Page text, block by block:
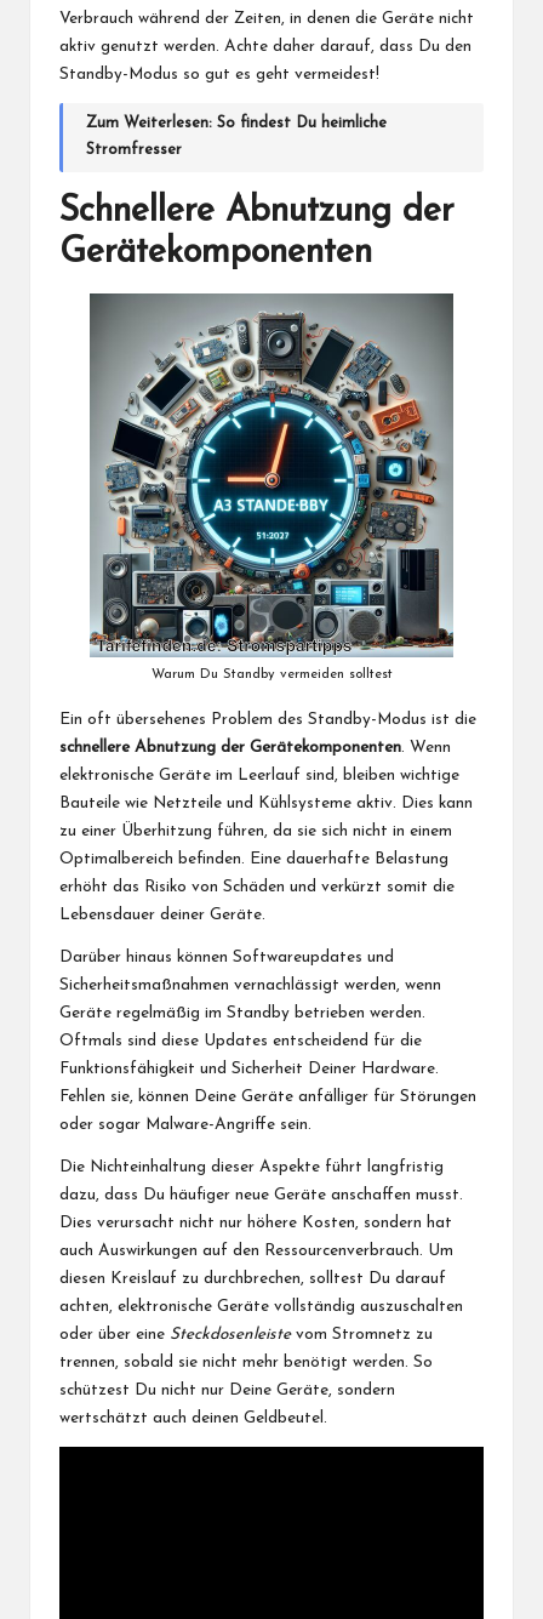
Verbrauch während der Zeiten, in denen die Geräte nicht
aktiv genutzt werden. Achte daher darauf, dass Du den
Standby-Modus so gut es geht vermeidest!
Zum Weiterlesen:So findest Du heimliche
Stromfresser
Schnellere Abnutzung der
Gerätekomponenten
Warum Du Standby vermeiden solltest
Ein oft übersehenes Problem des Standby-Modus ist die
schnellere Abnutzung der Gerätekomponenten . Wenn
elektronische Geräte im Leerlauf sind, bleiben wichtige
Bauteile wie Netzteile und Kühlsysteme aktiv. Dies kann
zu einer Überhitzung führen, da sie sich nicht in einem
Optimalbereich befinden. Eine dauerhafte Belastung
erhöht das Risiko von Schäden und verkürzt somit die
Lebensdauer deiner Geräte.
Darüber hinaus können Softwareupdates und
Sicherheitsmaßnahmen vernachlässigt werden, wenn
Geräte regelmäßig im Standby betrieben werden.
Oftmals sind diese Updates entscheidend für die
Funktionsfähigkeit und Sicherheit Deiner Hardware.
Fehlen sie, können Deine Geräte anfälliger für Störungen
oder sogar Malware-Angriffe sein.
Die Nichteinhaltung dieser Aspekte führt langfristig
dazu, dass Du häufiger neue Geräte anschaffen musst.
Dies verursacht nicht nur höhere Kosten, sondern hat
auch Auswirkungen auf den Ressourcenverbrauch. Um
diesen Kreislauf zu durchbrechen, solltest Du darauf
achten, elektronische Geräte vollständig auszuschalten
oder über eine Steckdosenleistevom Stromnetz zu
trennen, sobald sie nicht mehr benötigt werden. So
schützest Du nicht nur Deine Geräte, sondern
wertschätzt auch deinen Geldbeutel.